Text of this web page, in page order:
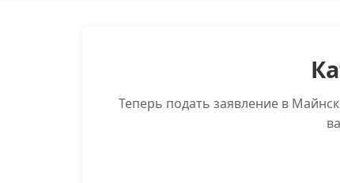
Теперь подать заявление в